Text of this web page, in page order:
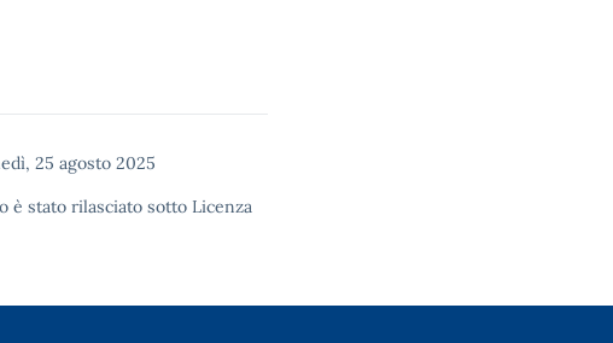
25 agosto 2025
è stato rilasciato sotto Licenza